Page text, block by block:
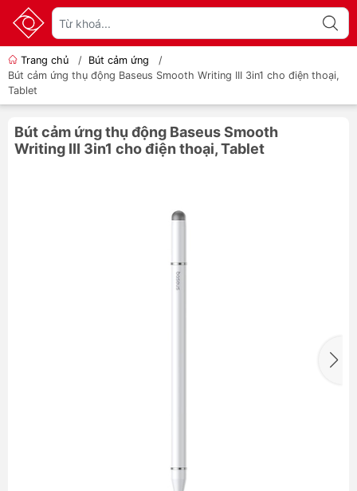
Trang chủ / Bút cảm ứng
/
Bút cảm ứng thụ động Baseus Smooth Writing III 3in1 cho điện thoại,
Tablet
Bút cảm ứng thụ động Baseus Smooth
Writing III 3in1 cho điện thoại, Tablet